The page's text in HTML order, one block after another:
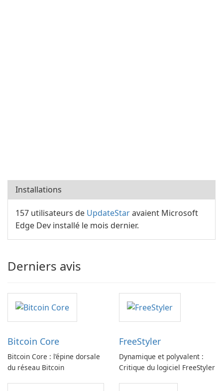
Installations
157 utilisateurs de UpdateStaravaient Microsoft
Edge Dev installé le mois dernier.
Derniers avis
Bitcoin Core
Bitcoin Core : l’épine dorsale
du réseau Bitcoin
FreeStyler
Dynamique et polyvalent :
Critique du logiciel FreeStyler